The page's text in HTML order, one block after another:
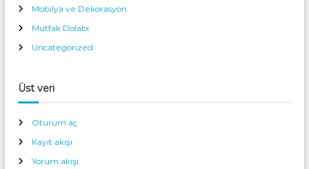
Mobilya ve Dekorasyon
Mutfak Dolabı
Uncategorized
Üst veri
Oturum aç
Kayıt akışı
Yorum akışı